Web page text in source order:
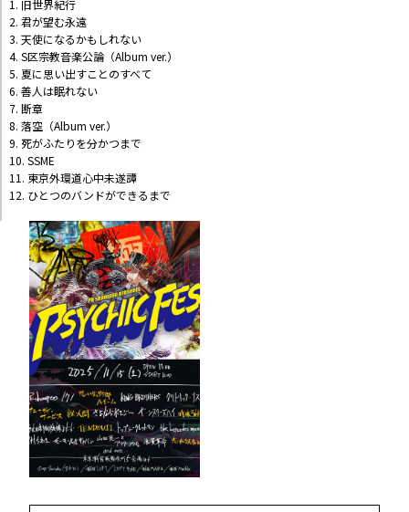
1. 旧世界紀行
2. 君が望む永遠
3. 天使になるかもしれない
4. S区宗教音楽公論（Album ver.）
5. 夏に思い出すことのすべて
6. 善人は眠れない
7. 断章
8. 落空（Album ver.）
9. 死がふたりを分かつまで
10. SSME
11. 東京外環道心中未遂譚
12. ひとつのバンドができるまで